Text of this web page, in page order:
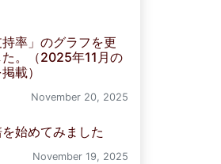
持率」のグラフを更
。（2025年11月の
載）
November 20, 2025
始めてみました
November 19, 2025